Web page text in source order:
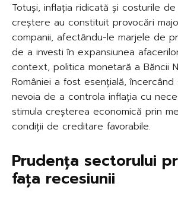
Totuși, inflația ridicată și costurile
creștere au constituit provocări
companii, afectându-le marjele de
de a investi în expansiunea
context, politica monetară a Băncii
României a fost esențială,
nevoia de a controla inflația cu
stimula creșterea economică prin
condiții de creditare favorabile.
Prudența sectorului
fața recesiunii